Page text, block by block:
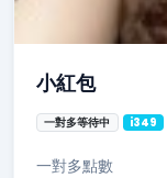
小紅包
一對多等待中 i349
一對多點數